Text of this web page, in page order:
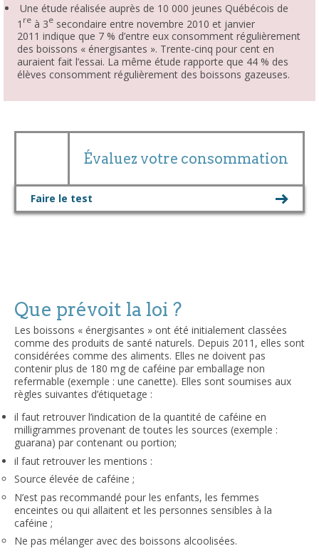
Une étude réalisée auprès de 10 000 jeunes Québécois de
1 reà 3esecondaire entre novembre 2010 et janvier
2011 indique que 7 % d’entre eux consomment régulièrement
des boissons « énergisantes ». Trente-cinq pour cent en
auraient fait l’essai. La même étude rapporte que 44 % des
élèves consomment régulièrement des boissons gazeuses.
Évaluez votre consommation
Faire le test
Que prévoit la loi ?
Les boissons « énergisantes » ont été initialement classées
comme des produits de santé naturels. Depuis 2011, elles sont
considérées comme des aliments. Elles ne doivent pas
contenir plus de 180 mg de caféine par emballage non
refermable (exemple : une canette). Elles sont soumises aux
règles suivantes d’étiquetage :
il faut retrouver l’indication de la quantité de caféine en
milligrammes provenant de toutes les sources (exemple :
guarana) par contenant ou portion;
il faut retrouver les mentions :
Source élevée de caféine ;
N’est pas recommandé pour les enfants, les femmes
enceintes ou qui allaitent et les personnes sensibles à la
caféine ;
Ne pas mélanger avec des boissons alcoolisées.